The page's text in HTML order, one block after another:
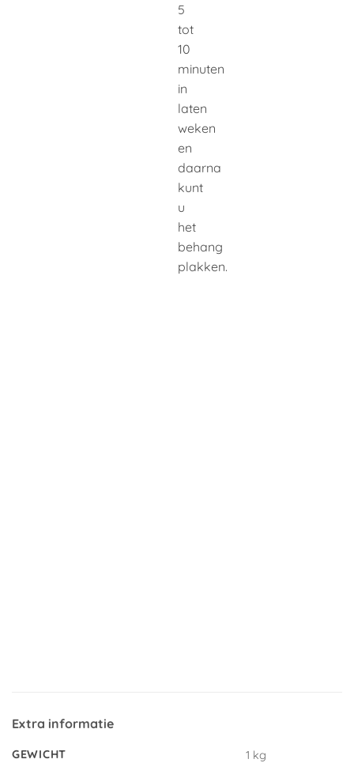
5
tot
10
minuten
in
laten
weken
en
daarna
kunt
u
het
behang
plakken.
Extra informatie
GEWICHT 1 kg